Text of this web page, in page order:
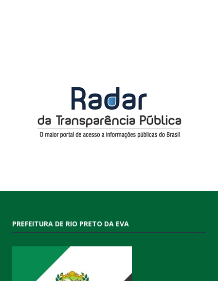
PREFEITURA DE RIO PRETO DA EVA